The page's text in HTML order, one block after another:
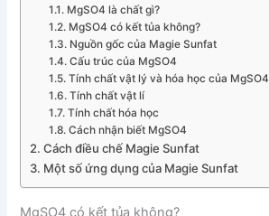
MgSO4 là chất gì?
MgSO4 có kết tủa không?
Nguồn gốc của Magie Sunfat
Cấu trúc của MgSO4
Tính chất vật lý và hóa học của MgSO4
Tính chất vật lí
Tính chất hóa học
Cách nhận biết MgSO4
Cách điều chế Magie Sunfat
Một số ứng dụng của Magie Sunfat
MgSO4 có kết tủa không?